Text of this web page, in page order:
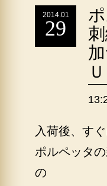
2014.01
29
Ｕ
入荷後、す
ポルペッタ
の